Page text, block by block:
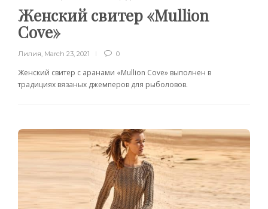
Женский свитер «Mullion
Cove»
Лилия, March 23, 2021 0
Женский свитер с аранами «Mullion Cove» выполнен в
традициях вязаных джемперов для рыболовов.